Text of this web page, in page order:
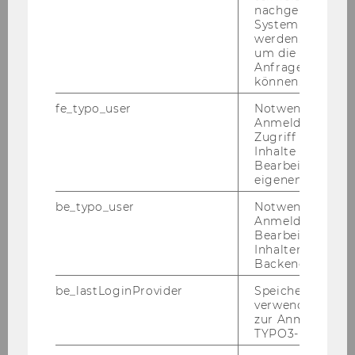
Schrift­art und Größe: Times New
Zei­len­ab­stand: 1,5 Zei­len
Ab­satz­ab­stand: grds 6 pt; max. 12
pt nach Über­schrif­ten
Vor­ga­ben für den Fuß­no­ten­ap­pa­rat:
Schrift­art und Größe: Times New
Ein­heit­li­che und kor­rek­te Zi­tier­wei­se.
Be­ze­mek, leg cit.
Leit­fa­den für ju­ris­ti­sches Zi­tie­ren4 (2020)
Der Um­fang des Exposés und derBa­
nachgelagerten
System
werden.
um die Antwort
Anfrage
können.
fe_typo_user
Notwendig für
Anmeldung und
Zugriff auf
Inhalte oder zur
Bearbeitung des
eigenen Profils.
be_typo_user
Notwendig für
Anmeldung und
Bearbeitung von
Inhalten im
Backend.
be_lastLoginProvider
Speichert die
verwendete
zur Anmeldung
TYPO3-Backend.